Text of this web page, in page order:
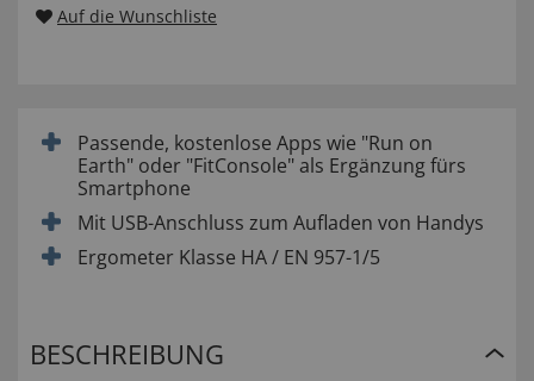
Auf die Wunschliste
Passende, kostenlose Apps wie "Run on
Earth" oder "FitConsole" als Ergänzung fürs
Smartphone
Mit USB-Anschluss zum Aufladen von Handys
Ergometer Klasse HA / EN 957-1/5
BESCHREIBUNG